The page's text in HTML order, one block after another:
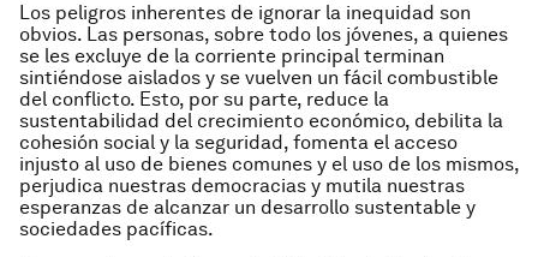
Los peligros inherentes de ignorar la inequidad son
obvios. Las personas, sobre todo los jóvenes, a quienes
se les excluye de la corriente principal terminan
sintiéndose aislados y se vuelven un fácil combustible
del conflicto. Esto, por su parte, reduce la
sustentabilidad del crecimiento económico, debilita la
cohesión social y la seguridad, fomenta el acceso
injusto al uso de bienes comunes y el uso de los mismos,
perjudica nuestras democracias y mutila nuestras
esperanzas de alcanzar un desarrollo sustentable y
sociedades pacíficas.